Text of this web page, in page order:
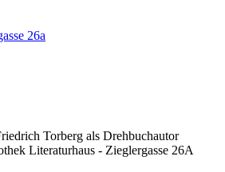
26a
Torberg als Drehbuchautor
Literaturhaus - Zieglergasse 26A